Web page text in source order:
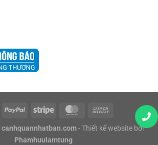
canhquannhatban.com- Thiết kế website bởi
Phamhuulamtung